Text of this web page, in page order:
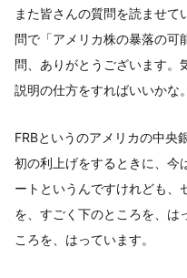
また皆さんの質問を読ませ
問で「アメリカ株の暴落の可
問、ありがとうございます。
説明の仕方をすればいいかな。
FRBというのアメリカの中央
初の利上げをするときに、今
ートというんですけれども、
を、すごく下のところを、は
ころを、はっています。